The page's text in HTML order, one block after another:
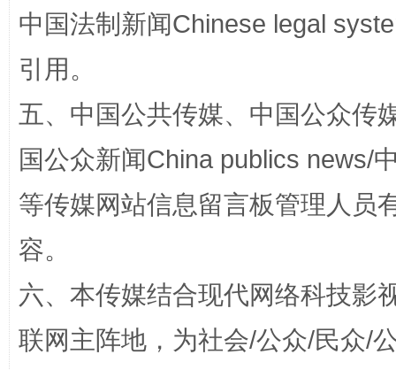
完善运行机制助力责任有效落实
中国法制新闻Chinese legal
引用。
五、中国公共传媒、中国公众传
国公众新闻China publics news/
等传媒网站信息留言板管理人员
容。
六、本传媒结合现代网络科技影
联网主阵地，为社会/公众/民众/